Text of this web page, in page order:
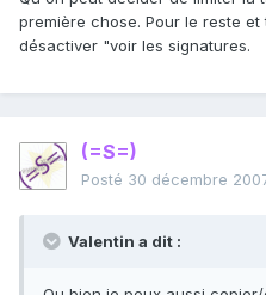
première chose. Pour le reste
désactiver "voir les signatures.
(=S=)
Posté 30 décembre
Valentin a dit :